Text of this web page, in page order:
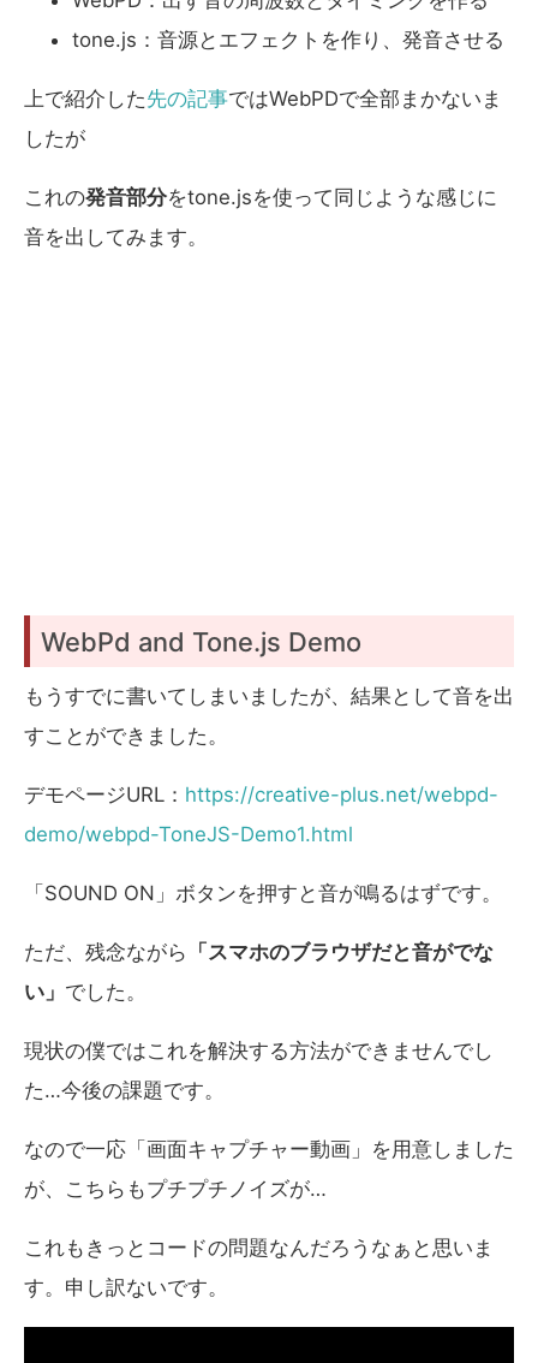
tone.js：音源とエフェクトを作り、発音させる
上で紹介した先の記事ではWebPDで全部まかないま
したが
これの発音部分をtone.jsを使って同じような感じに
音を出してみます。
WebPd and Tone.js Demo
もうすでに書いてしまいましたが、結果として音を出
すことができました。
デモページURL： https://creative-plus.net/webpd-
demo/webpd-ToneJS-Demo1.html
「SOUND ON」ボタンを押すと音が鳴るはずです。
ただ、残念ながら 「スマホのブラウザだと音がでな
い」 でした。
現状の僕ではこれを解決する方法ができませんでし
た…今後の課題です。
なので一応「画面キャプチャー動画」を用意しました
が、こちらもプチプチノイズが…
これもきっとコードの問題なんだろうなぁと思いま
す。申し訳ないです。